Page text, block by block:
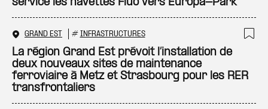
service les navettes Fluo vers Europa-Park
GRAND EST # INFRASTRUCTURES
La région Grand Est prévoit l’installation de
deux nouveaux sites de maintenance
ferroviaire à Metz et Strasbourg pour les RER
transfrontaliers